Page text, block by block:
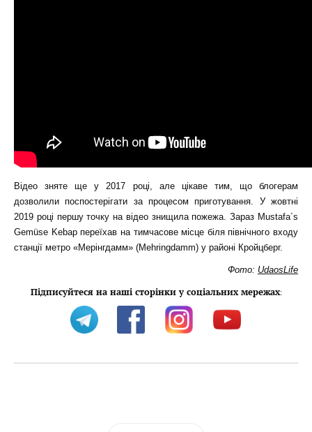
Відео зняте ще у 2017 році, але цікаве тим, що блогерам
дозволили поспостерігати за процесом приготування. У жовтні
2019 році першу точку на відео знищила пожежа. Зараз Mustafa´s
Gemüse Kebap переїхав на тимчасове місце біля північного входу
станції метро «Мерінгдамм» (Mehringdamm) у районі Кройцберг.
Фото: UdaosLife
Підписуйтеся на наші сторінки у соціальних мережах: